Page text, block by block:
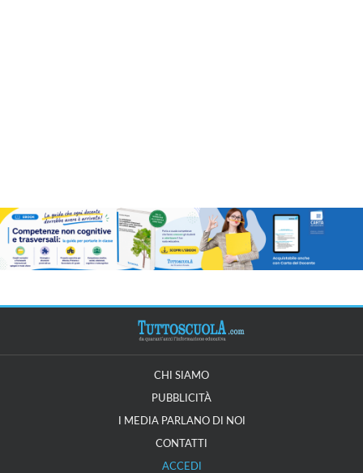
CHI SIAMO
PUBBLICITÀ
I MEDIA PARLANO DI NOI
CONTATTI
ACCEDI